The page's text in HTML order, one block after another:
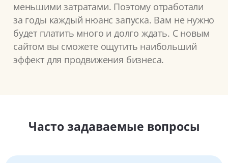
меньшими затратами. Поэтому отработали
за годы каждый нюанс запуска. Вам не нужно
будет платить много и долго ждать. С новым
сайтом вы сможете ощутить наибольший
эффект для продвижения бизнеса.
Часто задаваемые вопросы